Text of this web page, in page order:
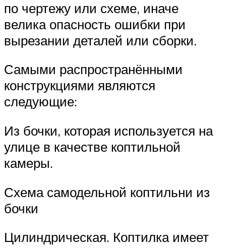
по чертежу или схеме, иначе
велика опасность ошибки при
вырезании деталей или сборки.
Самыми распространёнными
конструкциями являются
следующие:
Из бочки, которая используется на
улице в качестве коптильной
камеры.
Схема самодельной коптильни из
бочки
Цилиндрическая. Коптилка имеет